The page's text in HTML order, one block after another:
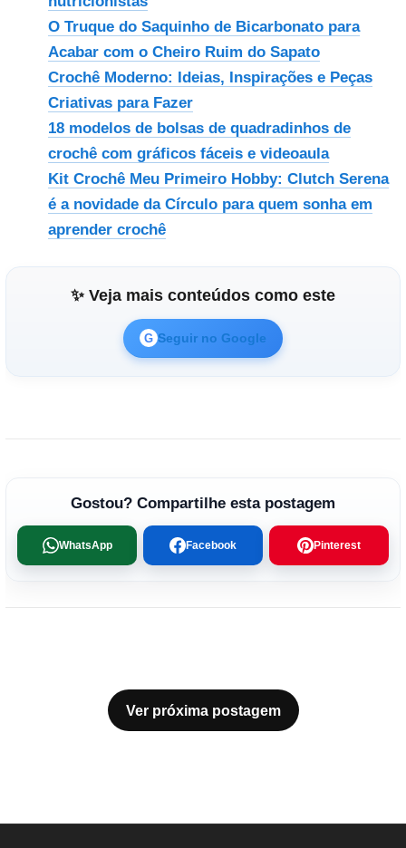
O Truque do Saquinho de Bicarbonato para
Acabar com o Cheiro Ruim do Sapato
Crochê Moderno: Ideias, Inspirações e Peças
Criativas para Fazer
18 modelos de bolsas de quadradinhos de
crochê com gráficos fáceis e videoaula
Kit Crochê Meu Primeiro Hobby: Clutch Serena
é a novidade da Círculo para quem sonha em
aprender crochê
✨ Veja mais conteúdos como este
G Seguir no Google
Gostou? Compartilhe esta postagem
WhatsApp Facebook Pinterest
Ver próxima postagem